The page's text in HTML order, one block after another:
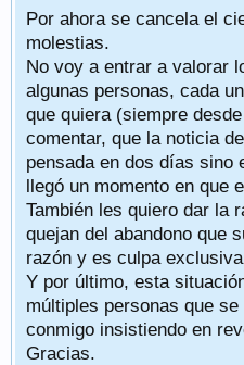
Por ahora se cancela el
molestias.
No voy a entrar a valorar
algunas personas, cada
que quiera (siempre
comentar, que la noticia
pensada en dos días sino
llegó un momento en que
También les quiero dar la
quejan del abandono que
razón y es culpa
Y por último, esta
múltiples personas que
conmigo insistiendo en
Gracias.